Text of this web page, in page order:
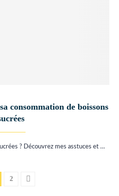
consommation de boissons
? Découvrez mes asstuces et …
2